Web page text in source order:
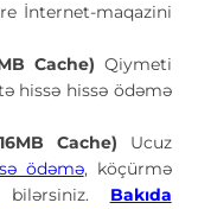
İnternet-maqazini
Cache) Qiymeti
hissə hissə ödəmə
Cache) Ucuz
ödəmə, köçürmə
Bakıda